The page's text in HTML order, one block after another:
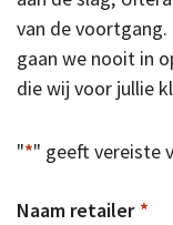
van de voortgang.
gaan we nooit in
die wij voor jullie
"*" geeft vereiste
Naam retailer *